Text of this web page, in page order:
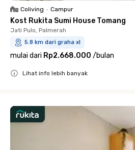
Coliving • Campur
Kost Rukita Sumi House Tomang
Jati Pulo, Palmerah
5.8 km dari graha xl
mulai dari Rp2.668.000 /bulan
Lihat info lebih banyak